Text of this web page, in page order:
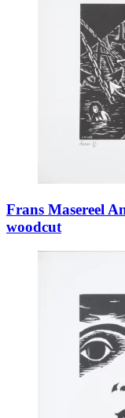
Frans Masereel
woodcut